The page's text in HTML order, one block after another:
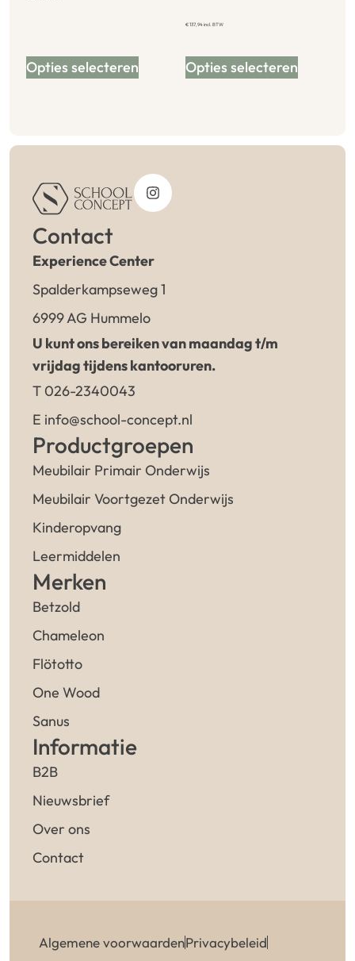
Opties selecteren
€137,94incl. BTW
Opties selecteren
Contact
Experience Center
Spalderkampseweg 1
6999 AG Hummelo
U kunt ons bereiken van maandag t/m
vrijdag tijdens kantooruren.
T 026-2340043
E info@school-concept.nl
Productgroepen
Meubilair Primair Onderwijs
Meubilair Voortgezet Onderwijs
Kinderopvang
Leermiddelen
Merken
Betzold
Chameleon
Flötotto
One Wood
Sanus
Informatie
B2B
Nieuwsbrief
Over ons
Contact
Algemene voorwaardenPrivacybeleid